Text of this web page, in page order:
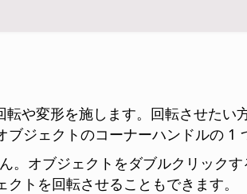
や変形を施します。回転させた
ジェクトのコーナーハンドルの 1
オブジェクトをダブルクリック
トを回転させることもできます。